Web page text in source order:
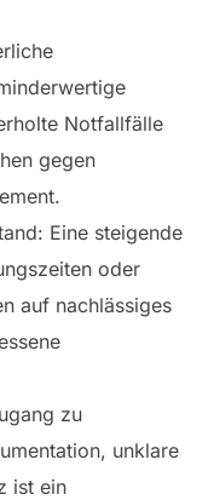
Notfallfälle
gegen
Eine steigende
oder
auf nachlässiges
zu
unklare
ist ein